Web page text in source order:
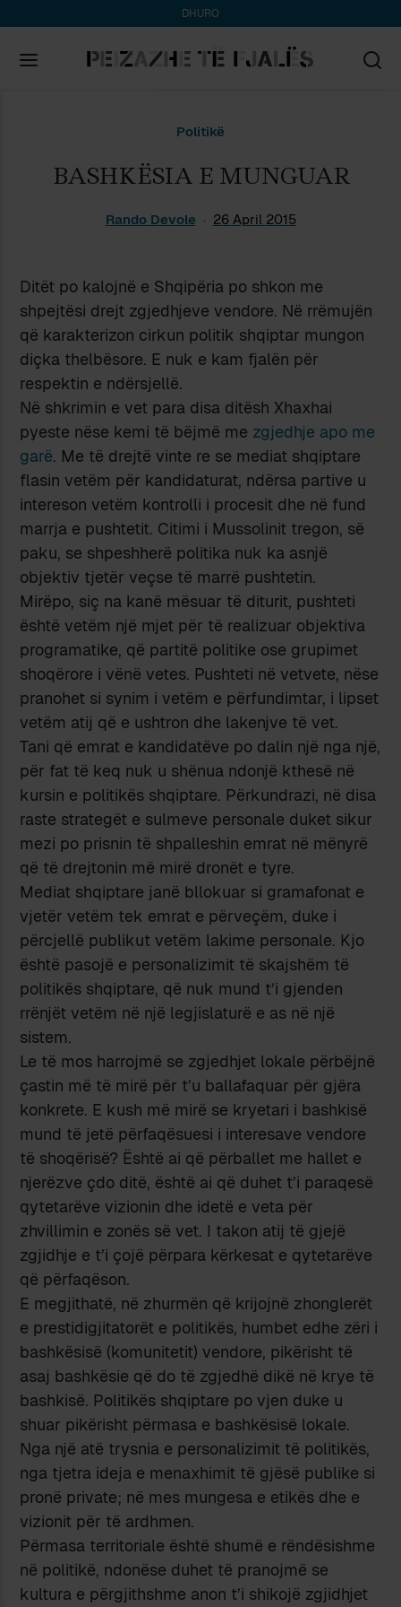
DHURO
Politikë
BASHKËSIA E MUNGUAR
Rando Devole 26 April 2015
Ditët po kalojnë e Shqipëria po shkon me
shpejtësi drejt zgjedhjeve vendore. Në rrëmujën
që karakterizon cirkun politik shqiptar mungon
diçka thelbësore. E nuk e kam fjalën për
respektin e ndërsjellë.
Në shkrimin e vet para disa ditësh Xhaxhai
pyeste nëse kemi të bëjmë me zgjedhje apo me
garë. Me të drejtë vinte re se mediat shqiptare
flasin vetëm për kandidaturat, ndërsa partive u
intereson vetëm kontrolli i procesit dhe në fund
marrja e pushtetit. Citimi i Mussolinit tregon, së
paku, se shpeshherë politika nuk ka asnjë
objektiv tjetër veçse të marrë pushtetin.
Mirëpo, siç na kanë mësuar të diturit, pushteti
është vetëm një mjet për të realizuar objektiva
programatike, që partitë politike ose grupimet
shoqërore i vënë vetes. Pushteti në vetvete, nëse
pranohet si synim i vetëm e përfundimtar, i lipset
vetëm atij që e ushtron dhe lakenjve të vet.
Tani që emrat e kandidatëve po dalin një nga një,
për fat të keq nuk u shënua ndonjë kthesë në
kursin e politikës shqiptare. Përkundrazi, në disa
raste strategët e sulmeve personale duket sikur
mezi po prisnin të shpalleshin emrat në mënyrë
që të drejtonin më mirë dronët e tyre.
Mediat shqiptare janë bllokuar si gramafonat e
vjetër vetëm tek emrat e përveçëm, duke i
përcjellë publikut vetëm lakime personale. Kjo
është pasojë e personalizimit të skajshëm të
politikës shqiptare, që nuk mund t’i gjenden
rrënjët vetëm në një legjislaturë e as në një
sistem.
Le të mos harrojmë se zgjedhjet lokale përbëjnë
çastin më të mirë për t’u ballafaquar për gjëra
konkrete. E kush më mirë se kryetari i bashkisë
mund të jetë përfaqësuesi i interesave vendore
të shoqërisë? Është ai që përballet me hallet e
njerëzve çdo ditë, është ai që duhet t’i paraqesë
qytetarëve vizionin dhe idetë e veta për
zhvillimin e zonës së vet. I takon atij të gjejë
zgjidhje e t’i çojë përpara kërkesat e qytetarëve
që përfaqëson.
E megjithatë, në zhurmën që krijojnë zhonglerët
e prestidigjitatorët e politikës, humbet edhe zëri i
bashkësisë (komunitetit) vendore, pikërisht të
asaj bashkësie që do të zgjedhë dikë në krye të
bashkisë. Politikës shqiptare po vjen duke u
shuar pikërisht përmasa e bashkësisë lokale.
Nga një atë trysnia e personalizimit të politikës,
nga tjetra ideja e menaxhimit të gjësë publike si
pronë private; në mes mungesa e etikës dhe e
vizionit për të ardhmen.
Përmasa territoriale është shumë e rëndësishme
në politikë, ndonëse duhet të pranojmë se
kultura e përgjithshme anon t’i shikojë zgjidhjet